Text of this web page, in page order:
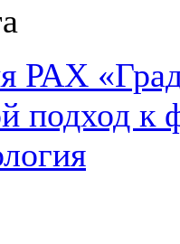
РАХ
подход